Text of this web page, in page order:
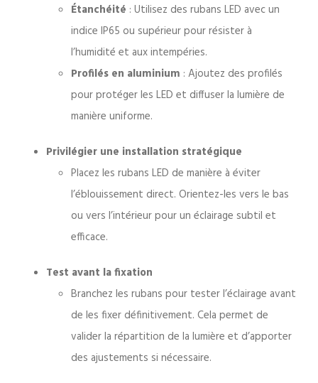
Étanchéité : Utilisez des rubans LED avec un
indice IP65 ou supérieur pour résister à
l’humidité et aux intempéries.
Profilés en aluminium : Ajoutez des profilés
pour protéger les LED et diffuser la lumière de
manière uniforme.
Privilégier une installation stratégique
Placez les rubans LED de manière à éviter
l’éblouissement direct. Orientez-les vers le bas
ou vers l’intérieur pour un éclairage subtil et
efficace.
Test avant la fixation
Branchez les rubans pour tester l’éclairage avant
de les fixer définitivement. Cela permet de
valider la répartition de la lumière et d’apporter
des ajustements si nécessaire.